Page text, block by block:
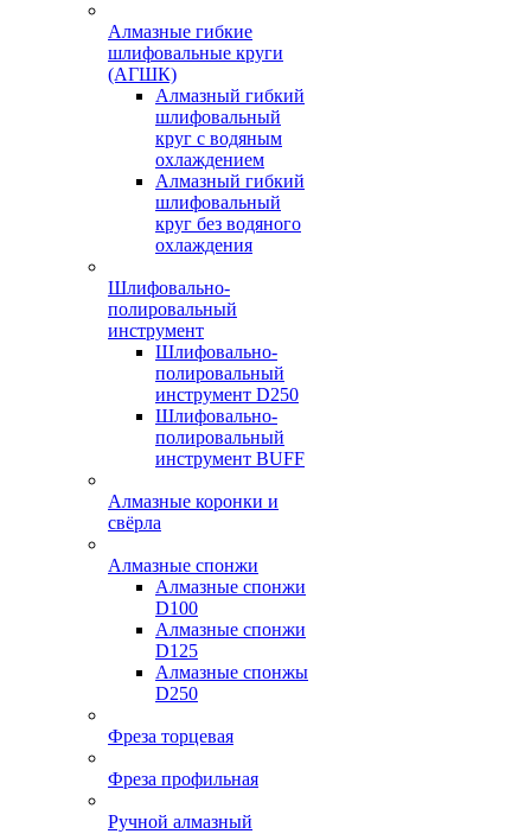
Алмазные гибкие
шлифовальные круги
(АГШК)
Алмазный гибкий
шлифовальный
круг с водяным
охлаждением
Алмазный гибкий
шлифовальный
круг без водяного
охлаждения
Шлифовально-
полировальный
инструмент
Шлифовально-
полировальный
инструмент D250
Шлифовально-
полировальный
инструмент BUFF
Алмазные коронки и
свёрла
Алмазные спонжи
Алмазные спонжи
D100
Алмазные спонжи
D125
Алмазные спонжы
D250
Фреза торцевая
Фреза профильная
Ручной алмазный